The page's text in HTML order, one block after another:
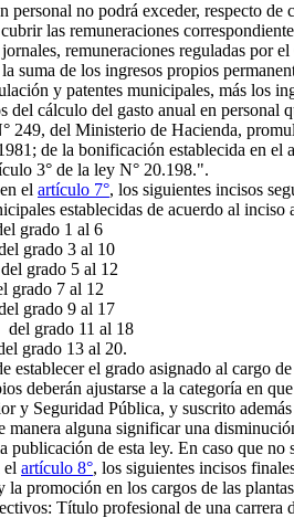
no podrá exceder, respecto de
las remuneraciones
remuneraciones reguladas por
suma de los ingresos propios
y patentes municipales, más los
del cálculo del gasto anual en
249, del Ministerio de Hacienda,
de la bonificación establecida en
3° de la ley N° 20.198.".
el artículo 7°, los siguientes incisos
establecidas de acuerdo al inciso
1 al 6
3 al 10
grado 5 al 12
7 al 12
9 al 17
grado 11 al 18
13 al 20.
establecer el grado asignado al cargo
deberán ajustarse a la categoría en
y Seguridad Pública, y suscrito
manera alguna significar una
publicación de esta ley. En caso que
artículo 8°, los siguientes incisos
promoción en los cargos de las
Título profesional de una carrera